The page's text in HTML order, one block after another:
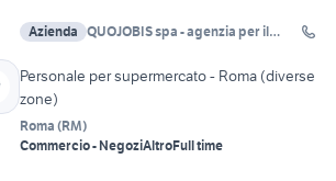
Azienda QUOJOBIS spa - agenzia per il
Personale per supermercato - Roma (diverse
zone)
Roma (RM)
Commercio - NegoziAltroFull time